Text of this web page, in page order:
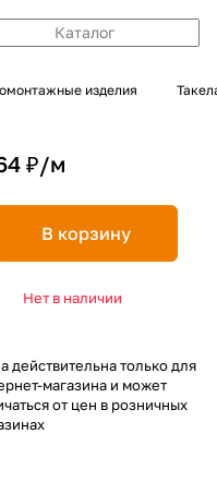
Каталог
изделия
₽/м
В корзину
Нет в наличии
действительна только для
магазина и может
от цен в розничных